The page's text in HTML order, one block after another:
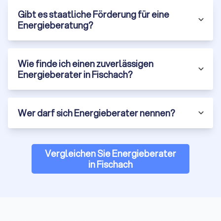
eine objektive und neutrale Beratung anbieten. Dies stellt
sicher, dass die empfohlenen Maßnahmen ausschließlich im
Interesse des Kunden und der Energieeffizienz stehen.
Trustlocal hilft bei Ihrer Energieberatung in
Fischach
Eine effiziente Energieberatung ist entscheidend, um Ihr
kostensparend zu gestalten. Von der Analyse Ihres
für jeden Bedarf die passende Beratung. Trustlocal
unterstützt Sie dabei, die besten Berater zu finden, indem Sie
bis zu vier verschiedene Angebote von lokalen Experten in
Fischach einholen und vergleichen können. So stellen Sie
Gibt es staatliche Förderung für eine
Energieberatung?
Wie finde ich einen zuverlässigen
Energieberater in Fischach?
Wer darf sich Energieberater nennen?
Vergleichen Sie Energieberater
in Fischach